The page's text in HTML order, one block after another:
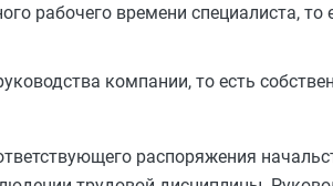
рабочего времени специалиста,
компании, то есть
распоряжения